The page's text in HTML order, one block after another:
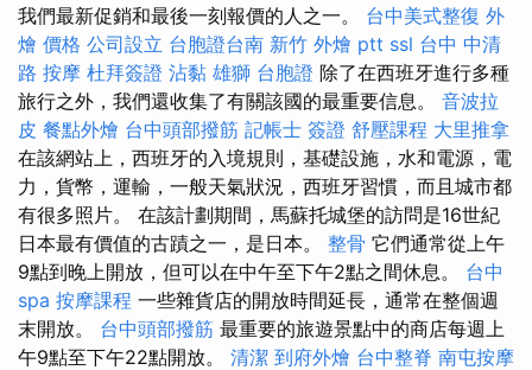
我們最新促銷和最後一刻報價的人之一。 台中美式整復 外
燴 價格 公司設立 台胞證台南 新竹 外燴 ptt ssl 台中 中清
路 按摩 杜拜簽證 沾黏 雄獅 台胞證 除了在西班牙進行多種
旅行之外，我們還收集了有關該國的最重要信息。 音波拉
皮 餐點外燴 台中頭部撥筋 記帳士 簽證 舒壓課程 大里推拿
在該網站上，西班牙的入境規則，基礎設施，水和電源，電
力，貨幣，運輸，一般天氣狀況，西班牙習慣，而且城市都
有很多照片。 在該計劃期間，馬蘇托城堡的訪問是16世紀
日本最有價值的古蹟之一，是日本。 整骨 它們通常從上午
9點到晚上開放，但可以在中午至下午2點之間休息。 台中
spa 按摩課程 一些雜貨店的開放時間延長，通常在整個週
末開放。 台中頭部撥筋 最重要的旅遊景點中的商店每週上
午9點至下午22點開放。 清潔 到府外燴 台中整脊 南屯按摩